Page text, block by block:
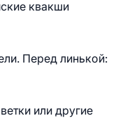
квакши
Перед линькой:
или другие